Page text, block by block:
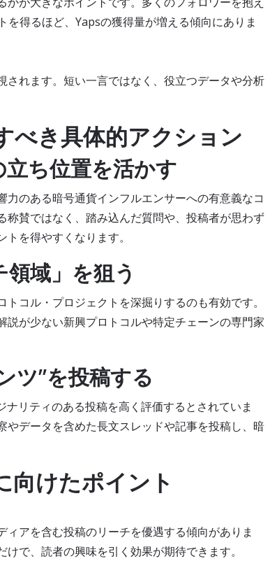
得るほど、Yapsの獲得量が増える傾向にありま
れます。短い一言ではなく、役立つデータや分析
べき具体的アクション
立ち位置を活かす
のある暗号通貨インフルエンサーへの有意義なコ
賛ではなく、踏み込んだ質問や、投稿者が思わず
を得やすくなります。
領域」を狙う
コル・プロジェクトを深掘りするのも有効です。
が少ない新興プロトコルや特定チェーンの専門家
ツ”を投稿する
リティのある投稿を高く評価するとされていま
データを含めた長文スレッドや記事を投稿し、暗
向けたポイント
アを含む投稿のリーチを優遇する傾向がありま
で、読者の興味を引く効果が期待できます。